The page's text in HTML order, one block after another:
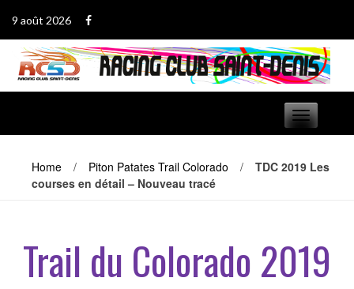
au
contenu
9 août 2026
Basculer
navigation
Home / Piton Patates Trail Colorado /
TDC 2019 Les
courses en détail – Nouveau tracé
Trail du Colorado 2019